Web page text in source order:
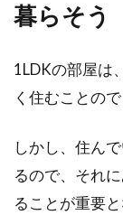
暮らそう
1LDKの部屋は
く住むことの
しかし、住ん
るので、それ
ることが重要と